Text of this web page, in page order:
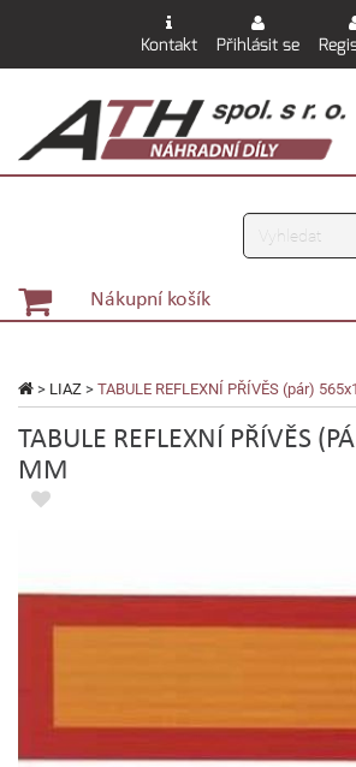
Kontakt Přihlásit se
Vyhledávání
Nákupní košík
> LIAZ > TABULE REFLEXNÍ PŘÍVĚS (pár)
TABULE REFLEXNÍ PŘÍVĚS
MM